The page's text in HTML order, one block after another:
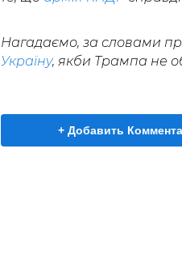
Нагадаємо, за словами
Україну, якби Трампа не
+ Добавить